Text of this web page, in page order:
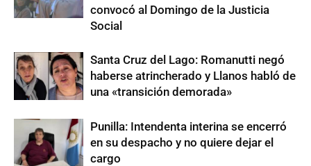
convocó al Domingo de la Justicia
Social
Santa Cruz del Lago: Romanutti negó
haberse atrincherado y Llanos habló de
una «transición demorada»
Punilla: Intendenta interina se encerró
en su despacho y no quiere dejar el
cargo